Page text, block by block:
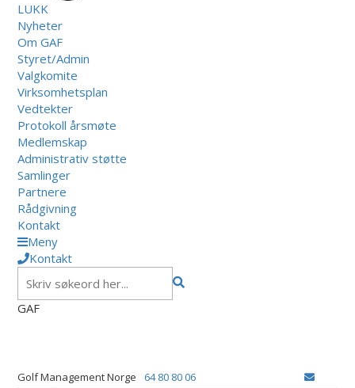
LUKK
Nyheter
Om GAF
Styret/Admin
Valgkomite
Virksomhetsplan
Vedtekter
Protokoll årsmøte
Medlemskap
Administrativ støtte
Samlinger
Partnere
Rådgivning
Kontakt
Meny
Kontakt
GAF
Golf Management Norge 64 80 80 06